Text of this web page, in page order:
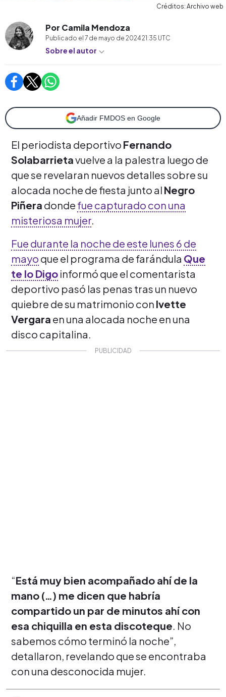
Créditos: Archivo web
Por Camila Mendoza
Publicado el 7 de mayo de 2024 21:35 UTC
Sobre el autor
Añadir FMDOS en Google
El periodista deportivo Fernando
Solabarrietavuelve a la palestra luego de
que se revelaran nuevos detalles sobre su
alocada noche de fiesta junto al Negro
Piñera donde fue capturado con una
misteriosa mujer.
Fue durante la noche de este lunes 6 de
mayo que el programa de farándula Que
te lo Digo informó que el comentarista
deportivo pasó las penas tras un nuevo
quiebre de su matrimonio con Ivette
Vergara en una alocada noche en una
disco capitalina.
“Está muy bien acompañado ahí de la
mano (…) me dicen que habría
compartido un par de minutos ahí con
esa chiquilla en esta discoteque. No
sabemos cómo terminó la noche”,
detallaron, revelando que se encontraba
con una desconocida mujer.